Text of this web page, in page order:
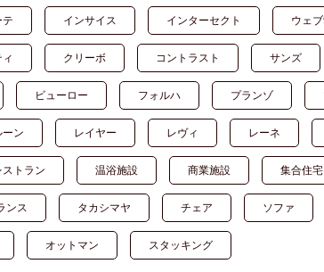
テ インサイス インターセクト ウェ
クリーボ コントラスト サンズ
ビューロー フォルハ プランゾ
ーン レイヤー レヴィ レーネ
ストラン 温浴施設 商業施設 集合住宅
ンス タカシマヤ チェア ソファ
オットマン スタッキング